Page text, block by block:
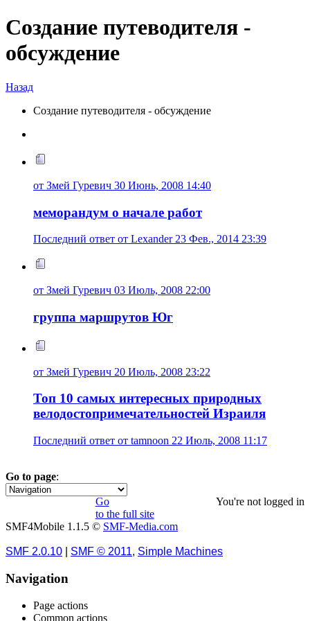
Создание путеводителя -
обсуждение
Назад
Создание путеводителя - обсуждение
от Змей Гуревич 30 Июнь, 2008 14:40
меморандум о начале работ
Последний ответ от Lexander 23 Фев., 2014 23:39
от Змей Гуревич 03 Июль, 2008 22:00
группа маршрутов Юг
от Змей Гуревич 20 Июль, 2008 23:22
Топ 10 самых интересных природных
велодостопримечательностей Израиля
Последний ответ от tamnoon 22 Июль, 2008 11:17
Go to page:
1
You're not logged in
Go
to the full site
SMF4Mobile 1.1.5 © SMF-Media.com
SMF 2.0.10 SMF © 2011, Simple Machines
Navigation
Page actions
Common actions